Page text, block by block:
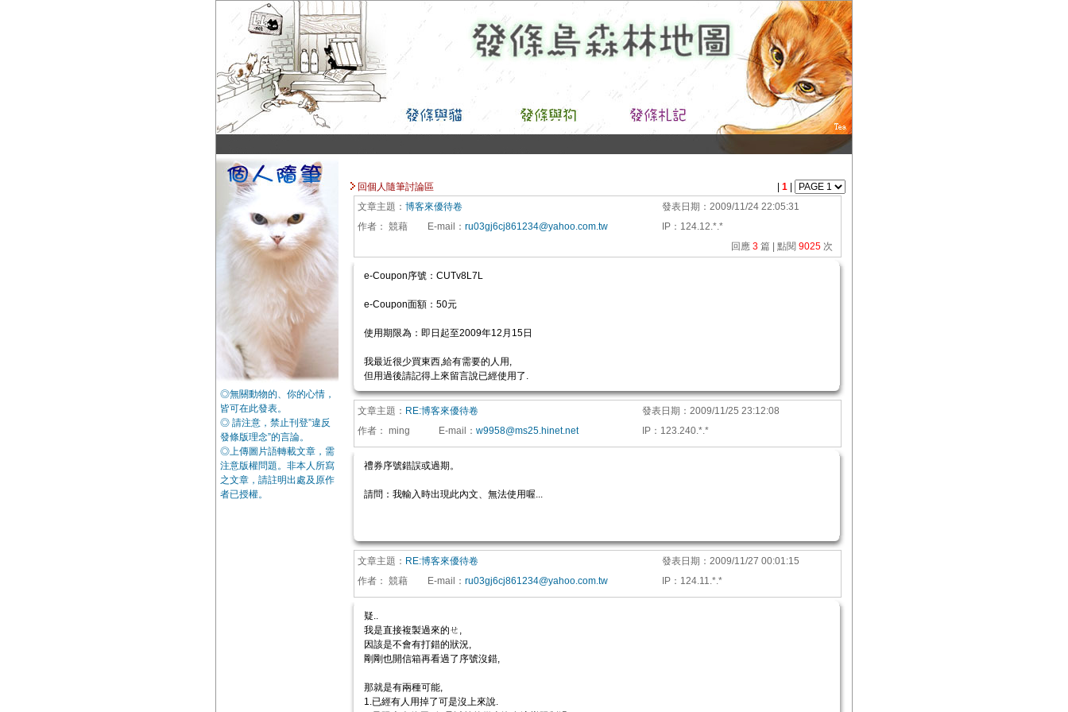
◎無關動物的、你的心情，
皆可在此發表。
◎ 請注意，禁止刊登”違反
發條版理念”的言論。
◎上傳圖片語轉載文章，需
注意版權問題。非本人所寫
之文章，請註明出處及原作
者已授權。
回個人隨筆討論區 1
文章主題： 博客來優待卷 發表日期： 2009/11/24 22:05:31
作者： 競藉 E-mail ： ru03gj6cj861234@yahoo.com.tw IP ： 124.12.*.*
回應 3 篇 | 點閱 9025 次
e-Coupon序號：CUTv8L7L
e-Coupon面額：50元
使用期限為：即日起至2009年12月15日
我最近很少買東西,給有需要的人用,
但用過後請記得上來留言說已經使用了.
文章主題： RE:博客來優待卷 發表日期： 2009/11/25 23:12:08
作者： ming E-mail ： w9958@ms25.hinet.net IP ： 123.240.*.*
禮券序號錯誤或過期。
請問：我輸入時出現此內文、無法使用喔...
文章主題： RE:博客來優待卷 發表日期： 2009/11/27 00:01:15
作者： 競藉 E-mail ： ru03gj6cj861234@yahoo.com.tw IP ： 124.11.*.*
疑..
我是直接複製過來的ㄝ,
因該是不會有打錯的狀況,
剛剛也開信箱再看過了序號沒錯,
那就是有兩種可能,
1.已經有人用掉了可是沒上來說.